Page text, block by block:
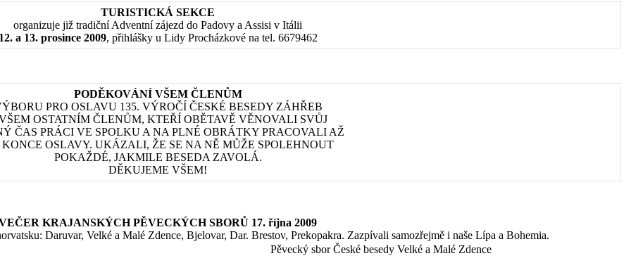
TURISTICKÁ SEKCE
organizuje již tradiční Adventní zájezd do Padovy a Assisi v Itálii
12. a 13. prosince 2009, přihlášky u Lidy Procházkové na tel. 6679462
PODĚKOVÁNÍ VŠEM ČLENŮM
PRO OSLAVU 135. VÝROČÍ ČESKÉ BESEDY ZÁHŘEB
OSTATNÍM ČLENŮM, KTEŘÍ OBĚTAVĚ VĚNOVALI SVŮJ
ČAS PRÁCI VE SPOLKU A NA PLNÉ OBRÁTKY PRACOVALI AŽ
KONCE OSLAVY. UKÁZALI, ŽE SE NA NĚ MŮŽE SPOLEHNOUT
POKAŽDÉ, JAKMILE BESEDA ZAVOLÁ.
DĚKUJEME VŠEM!
KRAJANSKÝCH PĚVECKÝCH SBORŮ 17. října 2009
Daruvar, Velké a Malé Zdence, Bjelovar, Dar. Brestov, Prekopakra. Zazpívali samozřejmě i naše Lípa a Bohemia.
Pěvecký sbor České besedy Velké a Malé Zdence